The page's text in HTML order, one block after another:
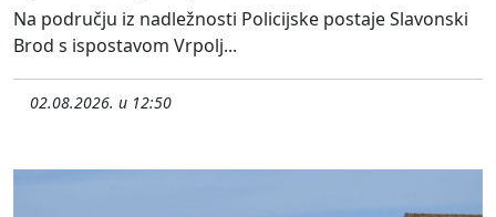
Na području iz nadležnosti Policijske postaje Slavonski
Brod s ispostavom Vrpolj...
02.08.2026. u 12:50